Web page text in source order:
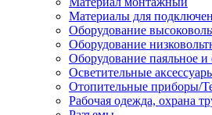
Материалы для
Оборудование
Оборудование
Оборудование паяльное и
Осветительные
Отопительные приборы/
Рабочая одежда, охрана